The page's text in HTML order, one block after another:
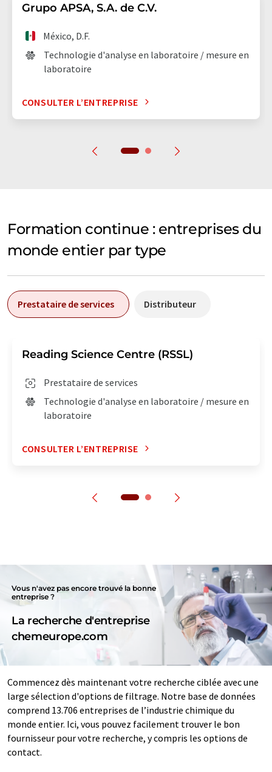
Grupo APSA, S.A. de C.V.
México, D.F.
Technologie d'analyse en laboratoire / mesure en
laboratoire
CONSULTER L’ENTREPRISE
Formation continue : entreprises du
monde entier par type
Prestataire de services Distributeur
Reading Science Centre (RSSL)
Prestataire de services
Technologie d'analyse en laboratoire / mesure en
laboratoire
CONSULTER L’ENTREPRISE
Vous n'avez pas encore trouvé la bonne
entreprise ?
La recherche d'entreprise
chemeurope.com
Commencez dès maintenant votre recherche ciblée avec une
large sélection d'options de filtrage. Notre base de données
comprend 13.706 entreprises de l’industrie chimique du
monde entier. Ici, vous pouvez facilement trouver le bon
fournisseur pour votre recherche, y compris les options de
contact.